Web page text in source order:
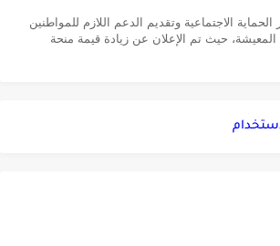
الاجتماعية وتقديم الدعم اللازم للمواطنين
المعيشة، حيث تم الإعلان عن زيادة قيمة منحة